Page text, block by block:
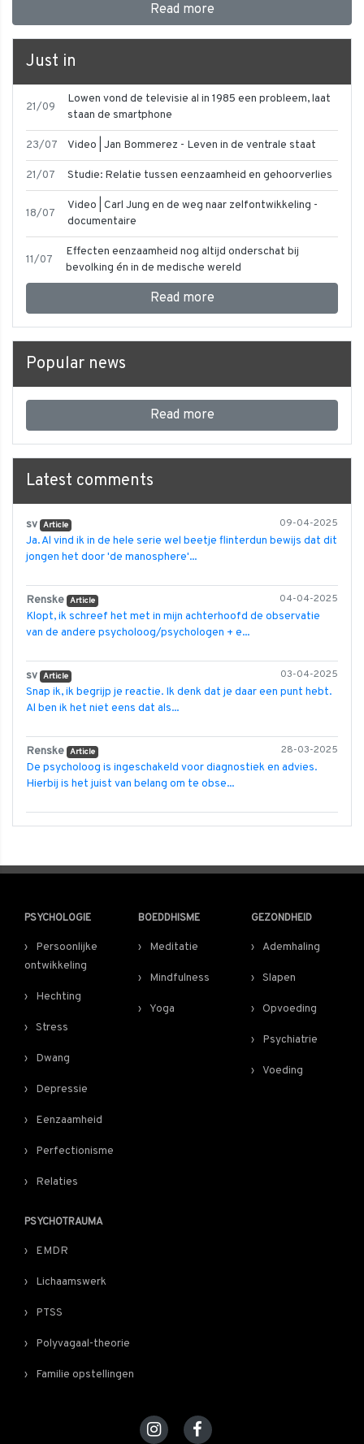
Read more
Just in
21/09
Lowen vond de televisie al in 1985 een probleem, laat
staan de smartphone
23/07 Video | Jan Bommerez - Leven in de ventrale staat
21/07 Studie: Relatie tussen eenzaamheid en gehoorverlies
18/07
Video | Carl Jung en de weg naar zelfontwikkeling -
documentaire
11/07
Effecten eenzaamheid nog altijd onderschat bij
bevolking én in de medische wereld
Read more
Popular news
Read more
Latest comments
09-04-2025
sv Article
Ja. Al vind ik in de hele serie wel beetje flinterdun bewijs dat dit
jongen het door 'de manosphere'...
04-04-2025
Renske Article
Klopt, ik schreef het met in mijn achterhoofd de observatie
van de andere psycholoog/psychologen + e...
03-04-2025
sv Article
Snap ik, ik begrijp je reactie. Ik denk dat je daar een punt hebt.
Al ben ik het niet eens dat als...
28-03-2025
Renske Article
De psycholoog is ingeschakeld voor diagnostiek en advies.
Hierbij is het juist van belang om te obse...
PSYCHOLOGIE
Persoonlijke
ontwikkeling
Hechting
Stress
Dwang
Depressie
Eenzaamheid
Perfectionisme
Relaties
BOEDDHISME
Meditatie
Mindfulness
Yoga
GEZONDHEID
Ademhaling
Slapen
Opvoeding
Psychiatrie
Voeding
PSYCHOTRAUMA
EMDR
Lichaamswerk
PTSS
Polyvagaal-theorie
Familie opstellingen